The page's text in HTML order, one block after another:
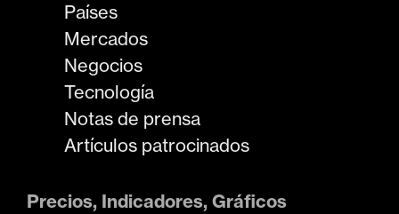
Países
Mercados
Negocios
Tecnología
Notas de prensa
Artículos patrocinados
Precios, Indicadores, Gráficos